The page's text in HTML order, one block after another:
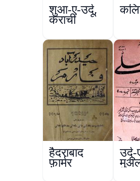
शुआ-ए-उर्दू,
कराची
हैदराबाद
फ़ार्मर